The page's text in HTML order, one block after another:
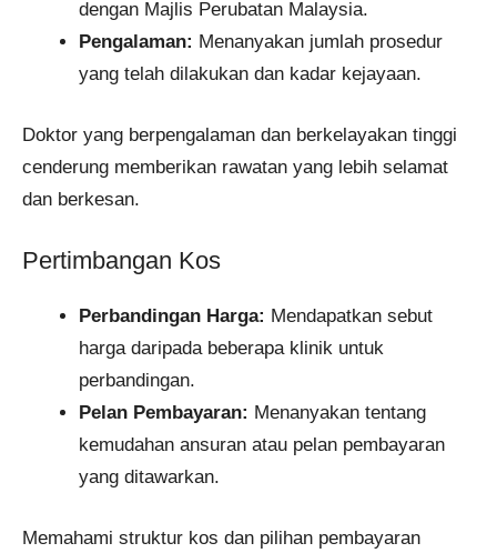
dengan Majlis Perubatan Malaysia.
Pengalaman: Menanyakan jumlah prosedur
yang telah dilakukan dan kadar kejayaan.
Doktor yang berpengalaman dan berkelayakan tinggi
cenderung memberikan rawatan yang lebih selamat
dan berkesan.
Pertimbangan Kos
Perbandingan Harga: Mendapatkan sebut
harga daripada beberapa klinik untuk
perbandingan.
Pelan Pembayaran: Menanyakan tentang
kemudahan ansuran atau pelan pembayaran
yang ditawarkan.
Memahami struktur kos dan pilihan pembayaran